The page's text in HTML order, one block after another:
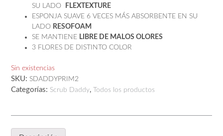
SU LADO
FLEXTEXTURE
ESPONJA SUAVE 6 VECES MÁS ABSORBENTE EN SU
LADO RESOFOAM
SE MANTIENE LIBRE DE MALOS OLORES
3 FLORES DE DISTINTO COLOR
Sin existencias
SKU: SDADDYPRIM2
Categorías: Scrub Daddy, Todos los productos